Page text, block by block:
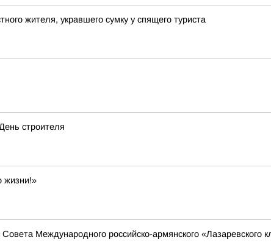
жителя, укравшего сумку у спящего туриста
строителя
жизни!»
Международного российско-армянского «Лазаревского